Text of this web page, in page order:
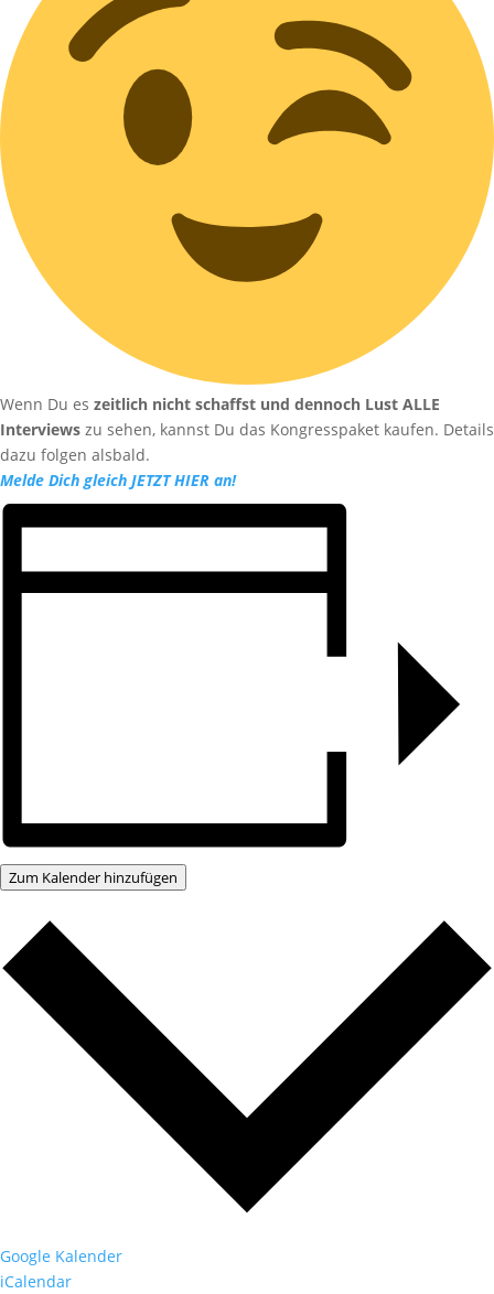
Wenn Du es zeitlich nicht schaffst und dennoch Lust ALLE
Interviews zu sehen, kannst Du das Kongresspaket kaufen. Details
dazu folgen alsbald.
Melde Dich gleich JETZT HIER an!
Zum Kalender hinzufügen
Google Kalender
iCalendar